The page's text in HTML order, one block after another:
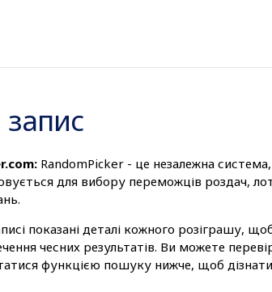
RandomPicker - це незалежна
для вибору переможців роздач,
показані деталі кожного розіграшу,
чесних результатів. Ви можете
функцією пошуку нижче, щоб